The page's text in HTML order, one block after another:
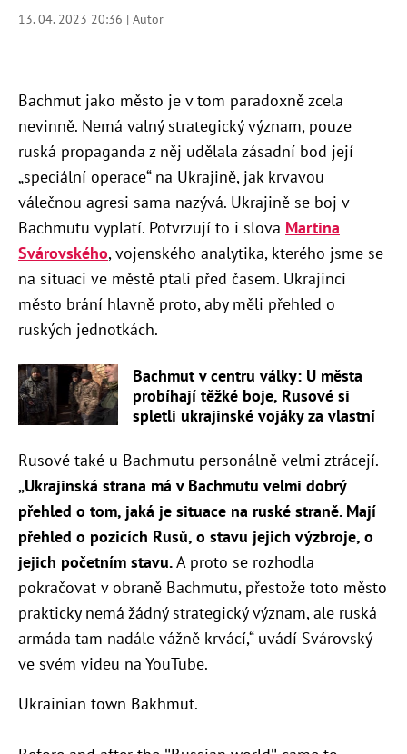
13. 04. 2023 20:36 | Autor
Bachmut jako město je v tom paradoxně zcela
nevinně. Nemá valný strategický význam, pouze
ruská propaganda z něj udělala zásadní bod její
„speciální operace“ na Ukrajině, jak krvavou
válečnou agresi sama nazývá. Ukrajině se boj v
Bachmutu vyplatí. Potvrzují to i slova Martina
Svárovského, vojenského analytika, kterého jsme se
na situaci ve městě ptali před časem. Ukrajinci
město brání hlavně proto, aby měli přehled o
ruských jednotkách.
Bachmut v centru války: U města
probíhají těžké boje, Rusové si
spletli ukrajinské vojáky za vlastní
Rusové také u Bachmutu personálně velmi ztrácejí.
„Ukrajinská strana má v Bachmutu velmi dobrý
přehled o tom, jaká je situace na ruské straně. Mají
přehled o pozicích Rusů, o stavu jejich výzbroje, o
jejich početním stavu.A proto se rozhodla
pokračovat v obraně Bachmutu, přestože toto město
prakticky nemá žádný strategický význam, ale ruská
armáda tam nadále vážně krvácí,“ uvádí Svárovský
ve svém videu na YouTube.
Ukrainian town Bakhmut.